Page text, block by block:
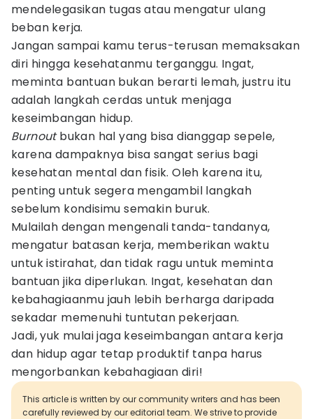
mendelegasikan tugas atau mengatur ulang
beban kerja.
Jangan sampai kamu terus-terusan memaksakan
diri hingga kesehatanmu terganggu. Ingat,
meminta bantuan bukan berarti lemah, justru itu
adalah langkah cerdas untuk menjaga
keseimbangan hidup.
Burnoutbukan hal yang bisa dianggap sepele,
karena dampaknya bisa sangat serius bagi
kesehatan mental dan fisik. Oleh karena itu,
penting untuk segera mengambil langkah
sebelum kondisimu semakin buruk.
Mulailah dengan mengenali tanda-tandanya,
mengatur batasan kerja, memberikan waktu
untuk istirahat, dan tidak ragu untuk meminta
bantuan jika diperlukan. Ingat, kesehatan dan
kebahagiaanmu jauh lebih berharga daripada
sekadar memenuhi tuntutan pekerjaan.
Jadi, yuk mulai jaga keseimbangan antara kerja
dan hidup agar tetap produktif tanpa harus
mengorbankan kebahagiaan diri!
This article is written by our community writers and has been
carefully reviewed by our editorial team. We strive to provide